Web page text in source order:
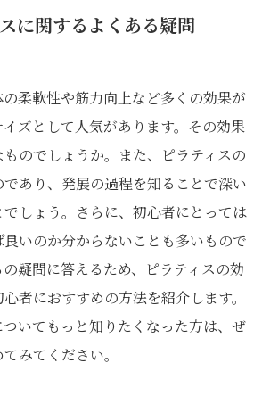
に関するよくある疑問
柔軟性や筋力向上など多くの効果が
ズとして人気があります。その効果
のでしょうか。また、ピラティスの
あり、発展の過程を知ることで深い
しょう。さらに、初心者にとっては
いのか分からないことも多いもので
疑問に答えるため、ピラティスの効
者におすすめの方法を紹介します。
いてもっと知りたくなった方は、ぜ
みてください。